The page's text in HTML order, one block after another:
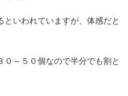
といわれていますが、体感だと
０～５０個なので半分でも割と